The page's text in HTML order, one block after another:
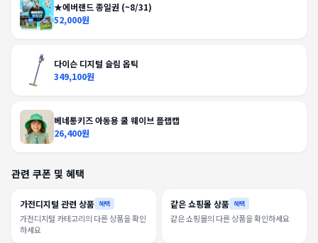
★에버랜드 종일권 (~8/31)
52,000원
다이슨 디지털 슬림 옵틱
349,100원
베네통키즈 아동용 쿨 웨이브 플랩캡
26,400원
관련 쿠폰 및 혜택
가전디지털 관련 상품 혜택
가전디지털 카테고리의 다른 상품을 확인
하세요
같은 쇼핑몰 상품 혜택
같은 쇼핑몰의 다른 상품을 확인하세요